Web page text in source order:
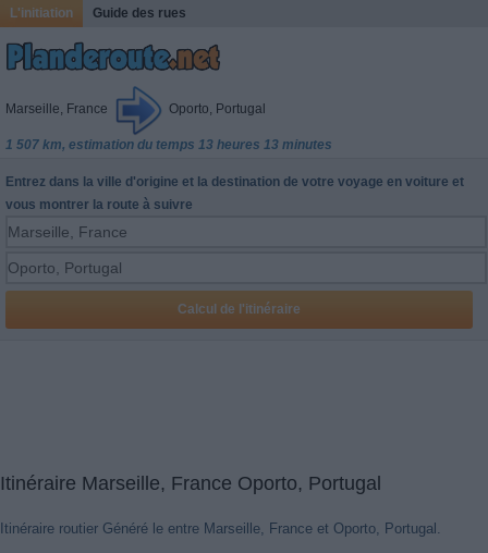
L'initiation Guide des rues
Marseille, France Oporto, Portugal
1 507 km, estimation du temps 13 heures 13 minutes
Entrez dans la ville d'origine et la destination de votre voyage en voiture et
vous montrer la route à suivre
Itinéraire Marseille, France Oporto, Portugal
Itinéraire routier Généré le entre Marseille, France et Oporto, Portugal.